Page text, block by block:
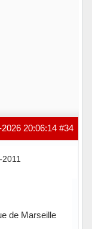
#34
20:06:14
de Marseille